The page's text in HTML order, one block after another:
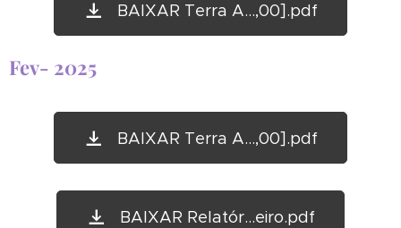
BAIXAR Terra A...,00].pdf
Fev- 2025
BAIXAR Terra A...,00].pdf
BAIXAR Relatór...eiro.pdf